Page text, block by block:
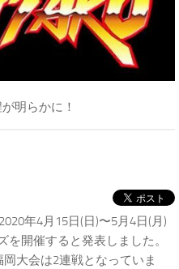
明らかに！
年4月15日(日)〜5月4日(月)
を開催すると発表しました。
大会は2連戦となっていま